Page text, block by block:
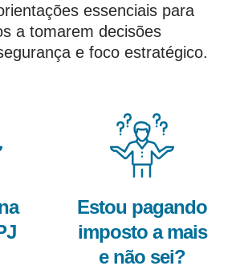
essenciais para
a tomarem decisões
e foco estratégico.
Estou pagando
imposto a mais
e não sei?